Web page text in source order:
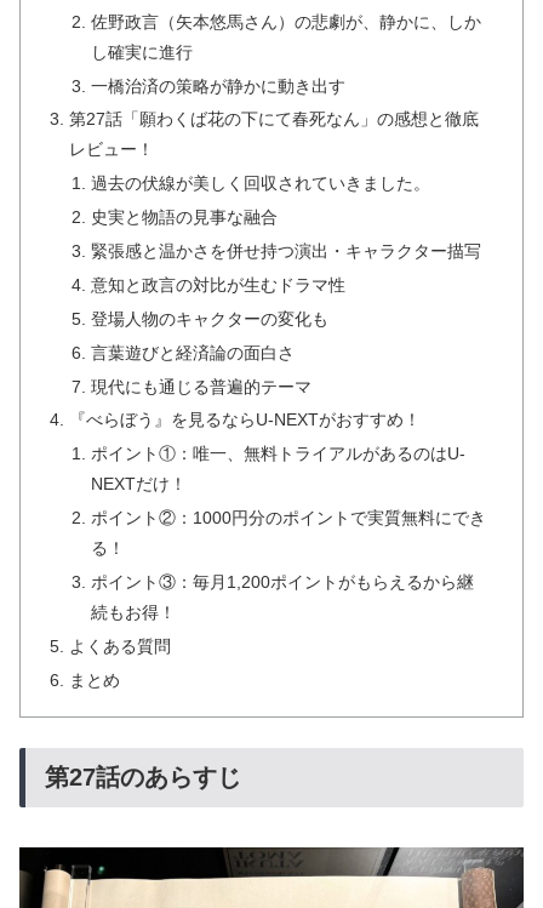
佐野政言（矢本悠馬さん）の悲劇が、静かに、しか
し確実に進行
一橋治済の策略が静かに動き出す
第27話「願わくば花の下にて春死なん」の感想と徹底
レビュー！
過去の伏線が美しく回収されていきました。
史実と物語の見事な融合
緊張感と温かさを併せ持つ演出・キャラクター描写
意知と政言の対比が生むドラマ性
登場人物のキャクターの変化も
言葉遊びと経済論の面白さ
現代にも通じる普遍的テーマ
『べらぼう』を見るならU-NEXTがおすすめ！
ポイント①：唯一、無料トライアルがあるのはU-
NEXTだけ！
ポイント②：1000円分のポイントで実質無料にでき
る！
ポイント③：毎月1,200ポイントがもらえるから継
続もお得！
よくある質問
まとめ
第27話のあらすじ